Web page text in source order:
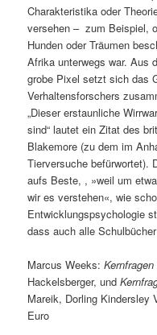
Charakteristika oder
versehen – zum Beispiel,
Hunden oder Träumen
Afrika unterwegs war. Aus
grobe Pixel setzt sich das
Verhaltensforschers
„Dieser erstaunliche
sind“ lautet ein Zitat des
Blakemore (zu dem im
Tierversuche befürwortet).
aufs Beste, , »weil um
wir es verstehen«, wie
Entwicklungspsychologie
dass auch alle
Marcus Weeks:
Hackelsberger, und
Mareik, Dorling Kindersley
Euro